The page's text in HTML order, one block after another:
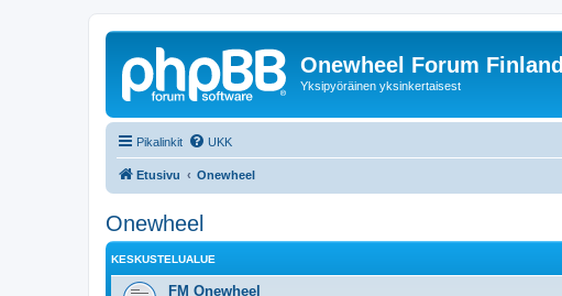
Onewheel Forum Finland
Yksipyöräinen yksinkertaisest
Pikalinkit UKK
Etusivu Onewheel
Onewheel
KESKUSTELUALUE
FM Onewheel